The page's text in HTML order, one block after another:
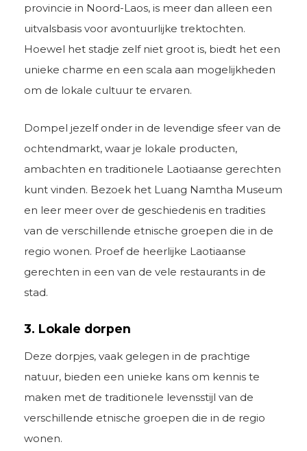
provincie in Noord-Laos, is meer dan alleen een
uitvalsbasis voor avontuurlijke trektochten.
Hoewel het stadje zelf niet groot is, biedt het een
unieke charme en een scala aan mogelijkheden
om de lokale cultuur te ervaren.
Dompel jezelf onder in de levendige sfeer van de
ochtendmarkt, waar je lokale producten,
ambachten en traditionele Laotiaanse gerechten
kunt vinden. Bezoek het Luang Namtha Museum
en leer meer over de geschiedenis en tradities
van de verschillende etnische groepen die in de
regio wonen. Proef de heerlijke Laotiaanse
gerechten in een van de vele restaurants in de
stad.
3. Lokale dorpen
Deze dorpjes, vaak gelegen in de prachtige
natuur, bieden een unieke kans om kennis te
maken met de traditionele levensstijl van de
verschillende etnische groepen die in de regio
wonen.